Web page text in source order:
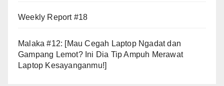
Weekly Report #18
Malaka #12: [Mau Cegah Laptop Ngadat dan
Gampang Lemot? Ini Dia Tip Ampuh Merawat
Laptop Kesayanganmu!]